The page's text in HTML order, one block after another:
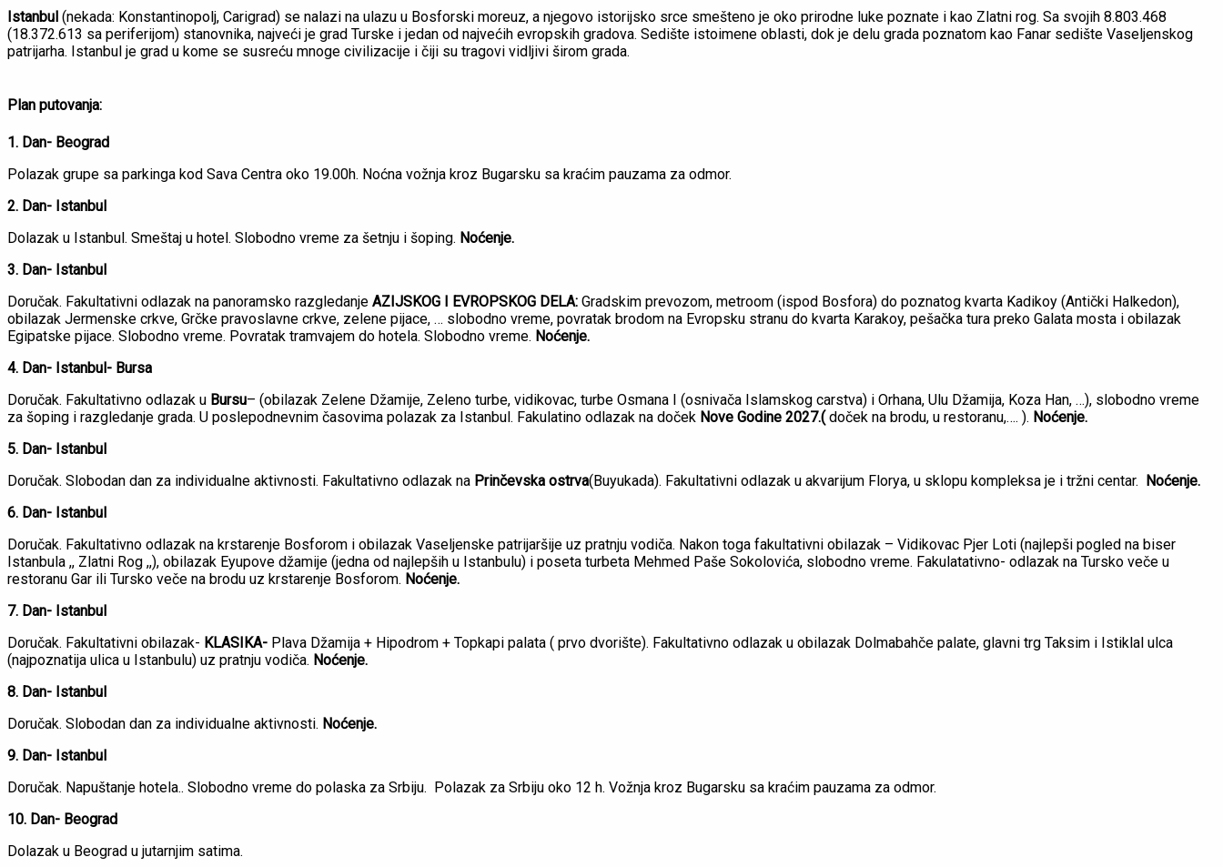
Istanbul (nekada: Konstantinopolj, Carigrad) se nalazi na ulazu u Bosforski moreuz, a njegovo istorijsko srce smešteno je oko prirodne luke poznate i kao Zlatni rog. Sa svojih 8.803.468
(18.372.613 sa periferijom) stanovnika, najveći je grad Turske i jedan od najvećih evropskih gradova. Sedište istoimene oblasti, dok je delu grada poznatom kao Fanar sedište Vaseljenskog
patrijarha. Istanbul je grad u kome se susreću mnoge civilizacije i čiji su tragovi vidljivi širom grada.
Plan putovanja:
1. Dan- Beograd
Polazak grupe sa parkinga kod Sava Centra oko 19.00h. Noćna vožnja kroz Bugarsku sa kraćim pauzama za odmor.
2. Dan- Istanbul
Dolazak u Istanbul. Smeštaj u hotel. Slobodno vreme za šetnju i šoping. Noćenje.
3. Dan- Istanbul
Doručak. Fakultativni odlazak na panoramsko razgledanje AZIJSKOG I EVROPSKOG DELA: Gradskim prevozom, metroom (ispod Bosfora) do poznatog kvarta Kadikoy (Antički Halkedon),
obilazak Jermenske crkve, Grčke pravoslavne crkve, zelene pijace, … slobodno vreme, povratak brodom na Evropsku stranu do kvarta Karakoy, pešačka tura preko Galata mosta i obilazak
Egipatske pijace. Slobodno vreme. Povratak tramvajem do hotela. Slobodno vreme. Noćenje.
4. Dan- Istanbul- Bursa
Doručak. Fakultativno odlazak u Bursu– (obilazak Zelene Džamije, Zeleno turbe, vidikovac, turbe Osmana I (osnivača Islamskog carstva) i Orhana, Ulu Džamija, Koza Han, …), slobodno vreme
za šoping i razgledanje grada. U poslepodnevnim časovima polazak za Istanbul. Fakulatino odlazak na doček Nove Godine 2027.(doček na brodu, u restoranu,…. ). Noćenje.
5. Dan- Istanbul
Doručak. Slobodan dan za individualne aktivnosti. Fakultativno odlazak na Prinčevska ostrva(Buyukada). Fakultativni odlazak u akvarijum Florya, u sklopu kompleksa je i tržni centar. Noćenje.
6. Dan- Istanbul
Doručak. Fakultativno odlazak na krstarenje Bosforom i obilazak Vaseljenske patrijaršije uz pratnju vodiča. Nakon toga fakultativni obilazak – Vidikovac Pjer Loti (najlepši pogled na biser
Istanbula ,, Zlatni Rog ,,), obilazak Eyupove džamije (jedna od najlepših u Istanbulu) i poseta turbeta Mehmed Paše Sokolovića, slobodno vreme. Fakulatativno- odlazak na Tursko veče u
restoranu Gar ili Tursko veče na brodu uz krstarenje Bosforom. Noćenje.
7. Dan- Istanbul
Doručak. Fakultativni obilazak- KLASIKA- Plava Džamija + Hipodrom + Topkapi palata ( prvo dvorište). Fakultativno odlazak u obilazak Dolmabahče palate, glavni trg Taksim i Istiklal ulca
(najpoznatija ulica u Istanbulu) uz pratnju vodiča. Noćenje.
8. Dan- Istanbul
Doručak. Slobodan dan za individualne aktivnosti. Noćenje.
9. Dan- Istanbul
Doručak. Napuštanje hotela.. Slobodno vreme do polaska za Srbiju. Polazak za Srbiju oko 12 h. Vožnja kroz Bugarsku sa kraćim pauzama za odmor.
10. Dan- Beograd
Dolazak u Beograd u jutarnjim satima.